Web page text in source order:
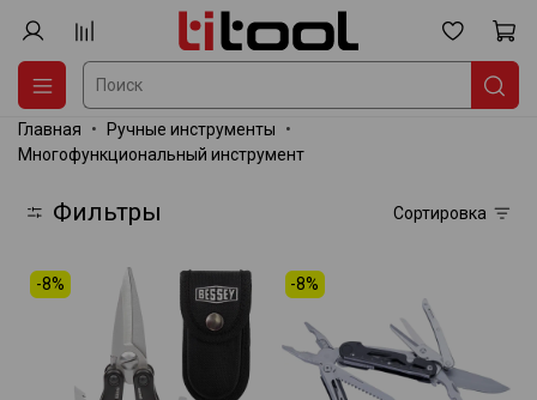
Главная
Ручные инструменты
Многофункциональный инструмент
Фильтры Сортировка
-8% -8%